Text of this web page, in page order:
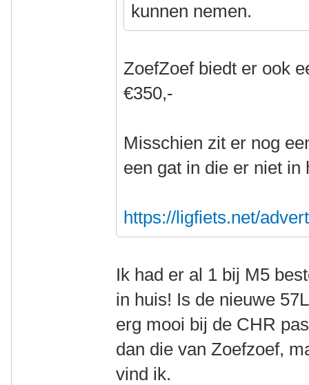
kunnen nemen.
ZoefZoef biedt er ook
€350,-
Misschien zit er nog
een gat in die er niet
https://ligfiets.net/
Ik had er al 1 bij M5
in huis! Is de nieuwe
erg mooi bij de CHR
dan die van Zoefzoef,
vind ik.